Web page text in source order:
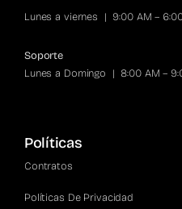
Lunes a viernes | 9:00 AM –
Soporte
Lunes a Domingo | 8:00 AM –
Políticas
Contratos
Políticas De Privacidad